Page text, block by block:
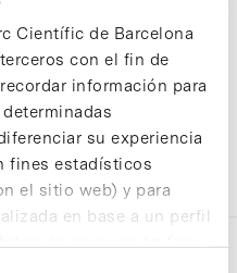
Científic de Barcelona
con el fin de
información para
su experiencia
fines estadísticos
el sitio web) y para
en base a un perfil
de navegación (por